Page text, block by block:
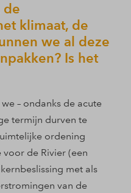
de
klimaat, de
we al deze
Is het
– ondanks de acute
termijn durven te
ordening
voor de Rivier (een
met als
van de